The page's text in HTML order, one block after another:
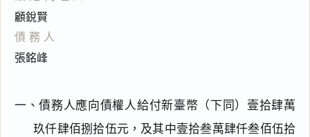
顧銳賢
債務人
張銘峰
一、債務人應向債權人給付新臺幣（下同）壹拾肆萬
玖仟肆佰捌拾伍元，及其中壹拾叁萬肆仟叁佰伍拾